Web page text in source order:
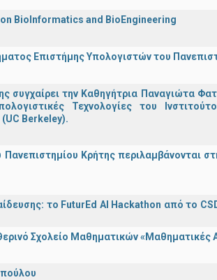
BioInformatics and BioEngineering
Επιστήμης Υπολογιστών του
συγχαίρει την Καθηγήτρια Παναγιώτα
Τεχνολογίες του
Berkeley).
Κρήτης περιλαμβάνονται
το FuturEd AI Hackathon από το
Σχολείο Μαθηματικών «Μαθηματικές